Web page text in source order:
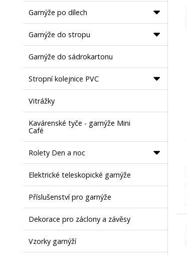
Garnýže po dílech
Garnýže do stropu
Garnýže do sádrokartonu
Stropní kolejnice PVC
Vitrážky
Kavárenské tyče - garnýže Mini
Café
Rolety Den a noc
Elektrické teleskopické garnýže
Příslušenství pro garnýže
Dekorace pro záclony a závěsy
Vzorky garnýží